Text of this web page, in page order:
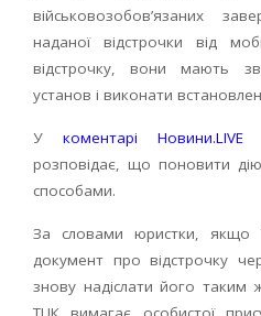
військовозобов’язаних
наданої відстрочки від
відстрочку, вони мають
установ і виконати
У коментарі Новини.LIVE
розповідає, що поновити
способами.
За словами юристки,
документ про відстрочку
знову надіслати його